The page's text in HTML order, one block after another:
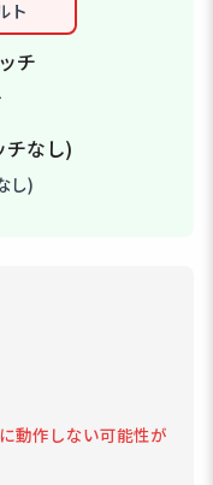
ト
し)
動作しない可能性が